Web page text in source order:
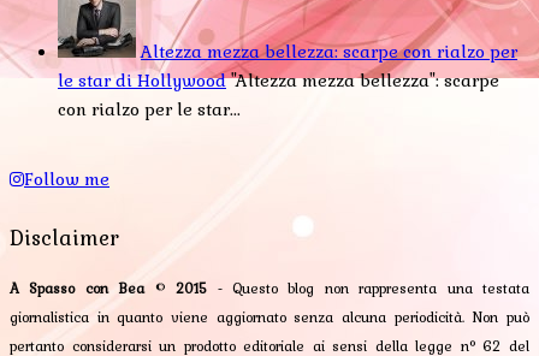
Altezza mezza bellezza: scarpe con rialzo per
le star di Hollywood "Altezza mezza bellezza": scarpe
con rialzo per le star...
Follow me
Disclaimer
A Spasso con Bea©2015 - Questo blog non rappresenta una testata
giornalistica in quanto viene aggiornato senza alcuna periodicità. Non può
pertanto considerarsi un prodotto editoriale ai sensi della legge n° 62 del